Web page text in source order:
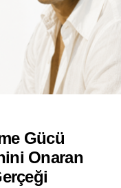
Gücü
Onaran